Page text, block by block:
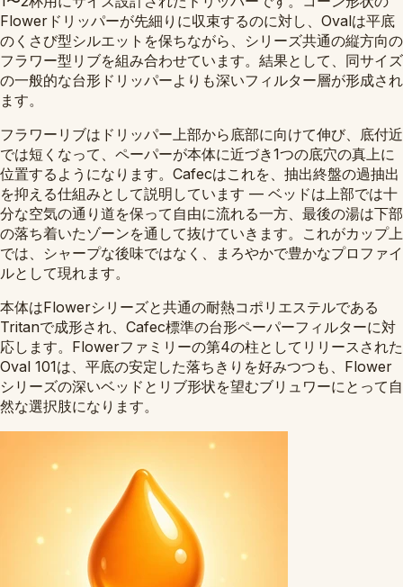
Flowerドリッパーが先細りに収束するのに対し、Ovalは平底
のくさび型シルエットを保ちながら、シリーズ共通の縦方向の
フラワー型リブを組み合わせています。結果として、同サイズ
の一般的な台形ドリッパーよりも深いフィルター層が形成され
ます。
フラワーリブはドリッパー上部から底部に向けて伸び、底付近
では短くなって、ペーパーが本体に近づき1つの底穴の真上に
位置するようになります。Cafecはこれを、抽出終盤の過抽出
を抑える仕組みとして説明しています — ベッドは上部では十
分な空気の通り道を保って自由に流れる一方、最後の湯は下部
の落ち着いたゾーンを通して抜けていきます。これがカップ上
では、シャープな後味ではなく、まろやかで豊かなプロファイ
ルとして現れます。
本体はFlowerシリーズと共通の耐熱コポリエステルである
Tritanで成形され、Cafec標準の台形ペーパーフィルターに対
応します。Flowerファミリーの第4の柱としてリリースされた
Oval 101は、平底の安定した落ちきりを好みつつも、Flower
シリーズの深いベッドとリブ形状を望むブリュワーにとって自
然な選択肢になります。